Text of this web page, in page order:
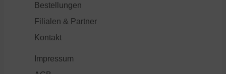
Bestellungen
Filialen & Partner
Kontakt
Impressum